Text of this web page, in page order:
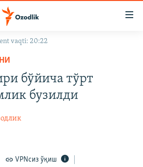
vaqti: 20:22
бўйича тўрт
бузилди
VPNсиз ўқиш